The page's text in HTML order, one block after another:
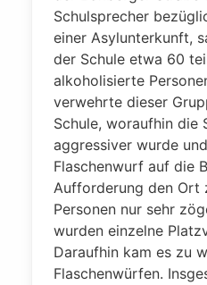
Schulsprecher
einer Asylunterkunft,
der Schule etwa 60
alkoholisierte
verwehrte dieser
Schule, woraufhin die
aggressiver wurde
Flaschenwurf auf die
Aufforderung den Ort
Personen nur sehr
wurden einzelne
Daraufhin kam es zu
Flaschenwürfen.